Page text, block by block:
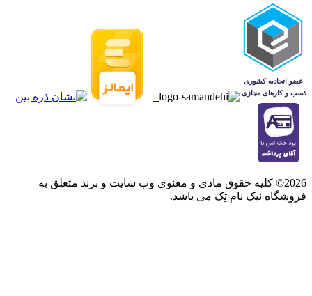
2026© کلیه حقوق مادی و معنوی وب سایت و برند متعلق به
فروشگاه نیک نام تِک می باشد.